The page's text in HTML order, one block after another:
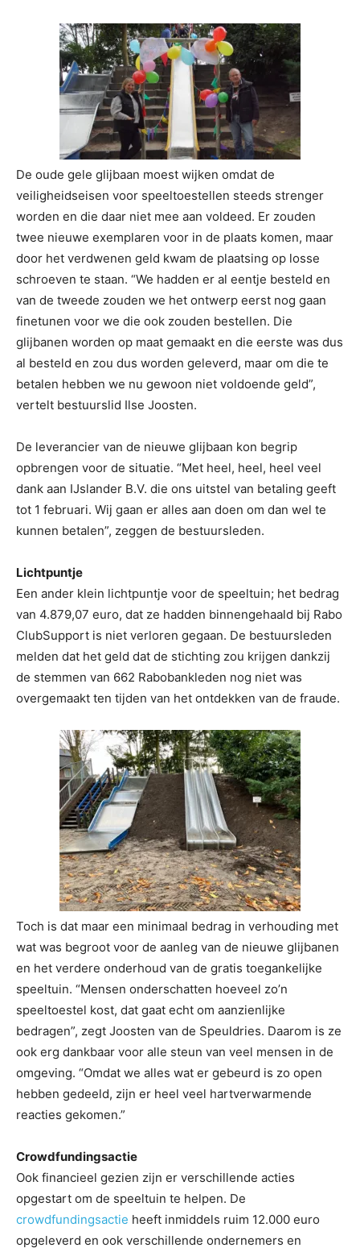
De oude gele glijbaan moest wijken omdat de
veiligheidseisen voor speeltoestellen steeds strenger
worden en die daar niet mee aan voldeed. Er zouden
twee nieuwe exemplaren voor in de plaats komen, maar
door het verdwenen geld kwam de plaatsing op losse
schroeven te staan. “We hadden er al eentje besteld en
van de tweede zouden we het ontwerp eerst nog gaan
finetunen voor we die ook zouden bestellen. Die
glijbanen worden op maat gemaakt en die eerste was dus
al besteld en zou dus worden geleverd, maar om die te
betalen hebben we nu gewoon niet voldoende geld”,
vertelt bestuurslid Ilse Joosten.
De leverancier van de nieuwe glijbaan kon begrip
opbrengen voor de situatie. “Met heel, heel, heel veel
dank aan IJslander B.V. die ons uitstel van betaling geeft
tot 1 februari. Wij gaan er alles aan doen om dan wel te
kunnen betalen”, zeggen de bestuursleden.
Lichtpuntje
Een ander klein lichtpuntje voor de speeltuin; het bedrag
van 4.879,07 euro, dat ze hadden binnengehaald bij Rabo
ClubSupport is niet verloren gegaan. De bestuursleden
melden dat het geld dat de stichting zou krijgen dankzij
de stemmen van 662 Rabobankleden nog niet was
overgemaakt ten tijden van het ontdekken van de fraude.
Toch is dat maar een minimaal bedrag in verhouding met
wat was begroot voor de aanleg van de nieuwe glijbanen
en het verdere onderhoud van de gratis toegankelijke
speeltuin. “Mensen onderschatten hoeveel zo’n
speeltoestel kost, dat gaat echt om aanzienlijke
bedragen”, zegt Joosten van de Speuldries. Daarom is ze
ook erg dankbaar voor alle steun van veel mensen in de
omgeving. “Omdat we alles wat er gebeurd is zo open
hebben gedeeld, zijn er heel veel hartverwarmende
reacties gekomen.”
Crowdfundingsactie
Ook financieel gezien zijn er verschillende acties
opgestart om de speeltuin te helpen. De
crowdfundingsactie heeft inmiddels ruim 12.000 euro
opgeleverd en ook verschillende ondernemers en